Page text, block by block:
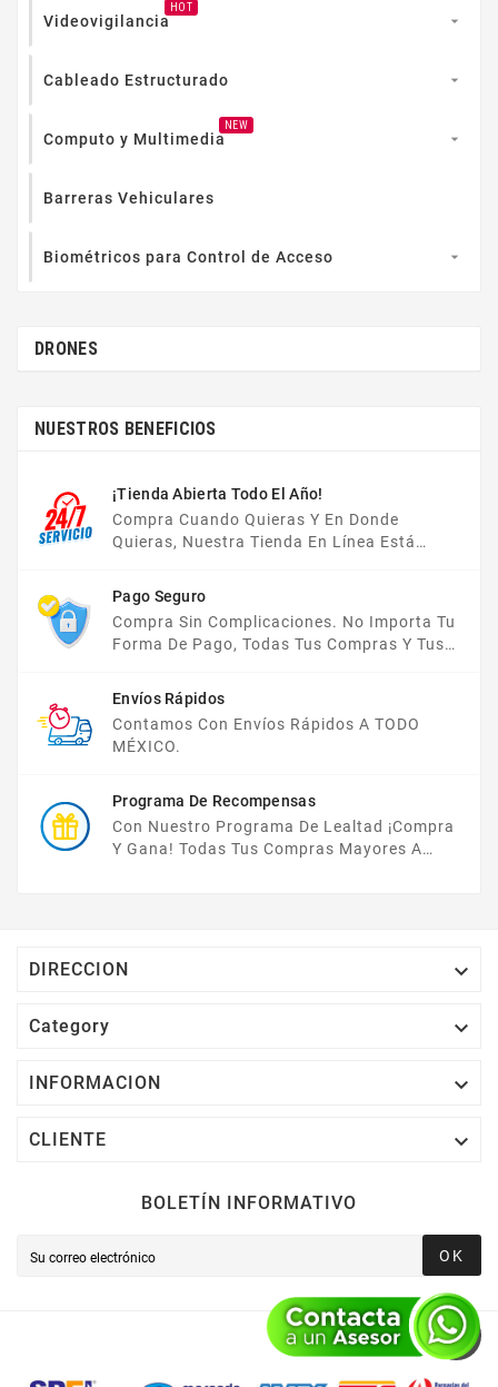
Videovigilancia
HOT

Cableado Estructurado 
Computo y Multimedia
NEW

Barreras Vehiculares
Biométricos para Control de Acceso 
DRONES
NUESTROS BENEFICIOS
¡Tienda Abierta Todo El Año!
Compra Cuando Quieras Y En Donde
Quieras, Nuestra Tienda En Línea Está
Pago Seguro
Compra Sin Complicaciones. No Importa Tu
Forma De Pago, Todas Tus Compras Y Tus
Envíos Rápidos
Contamos Con Envíos Rápidos A TODO
MÉXICO.
Programa De Recompensas
Con Nuestro Programa De Lealtad ¡compra
Y Gana! Todas Tus Compras Mayores A
DIRECCION 
Category 
INFORMACION 
CLIENTE 
BOLETÍN INFORMATIVO
OK